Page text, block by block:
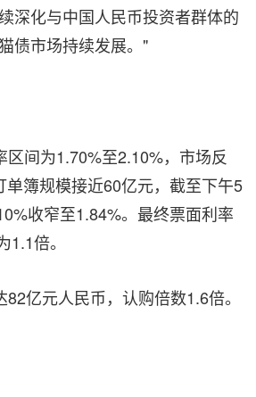
深化与中国人民币投资者群体的
债市场持续发展。"
区间为1.70%至2.10%，市场反
单簿规模接近60亿元，截至下午5
收窄至1.84%。最终票面利率
倍。
亿元人民币，认购倍数1.6倍。